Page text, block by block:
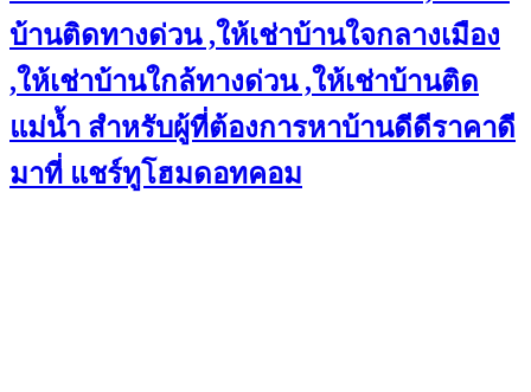
บ้านติดทางด่วน ,ให้เช่าบ้านใจกลางเมือง
,ให้เช่าบ้านใกล้ทางด่วน ,ให้เช่าบ้านติด
แม่น้ำ สำหรับผู้ที่ต้องการหาบ้านดีดีราคาดี
มาที่ แชร์ทูโฮมดอทคอม